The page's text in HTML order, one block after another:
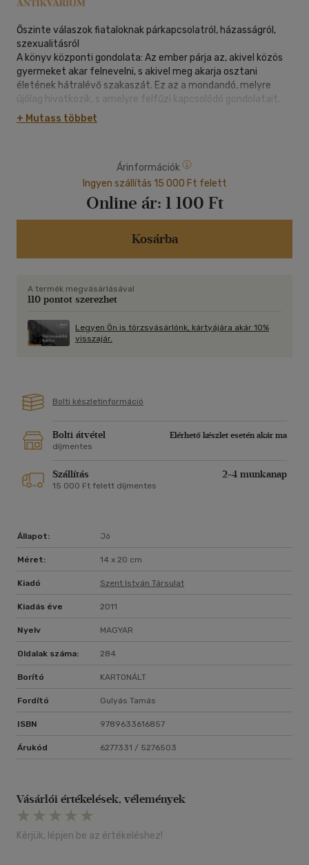
Őszinte válaszok fiataloknak párkapcsolatról, házasságról,
szexualitásról
A könyv központi gondolata: Az ember párja az, akivel közös
gyermeket akar felnevelni, s akivel meg akarja osztani
életének hátralévő szakaszát. Ez az a mondandó, melyre
újólag hivatkozik, s amelyre felfűzi kapcsolódó gondolatait.
Az olvasó kérdések-válaszok formájában kap meg minden
életkorából következő problémára megnyugtató feleletet a
munkáját hasznosan egészíti ki. Eligazítja a fiatalokat a
tekintetben, hogy miként értékeljék viszonyukat egymáshoz
és Istenhez, aki teremtőtársának tekinti a házasulandókat.
+ Mutass többet
Árinformációk
Ingyen szállítás 15 000 Ft felett
Online ár: 1 100 Ft
Kosárba
A termék megvásárlásával
110 pontot szerezhet
Legyen Ön is törzsvásárlónk, kártyájára akár 10%
visszajár.
Bolti készletinformáció
Bolti átvétel
Elérhető készlet esetén akár ma
díjmentes
Szállítás 2-4 munkanap
15 000 Ft felett díjmentes
Állapot: Jó
Méret: 14 x 20 cm
Kiadó Szent István Társulat
Kiadás éve 2011
Nyelv MAGYAR
Oldalak száma: 284
Borító KARTONÁLT
Fordító Gulyás Tamás
ISBN 9789633616857
Árukód 6277331 / 5276503
Vásárlói értékelések, vélemények
Kérjük, lépjen be az értékeléshez!